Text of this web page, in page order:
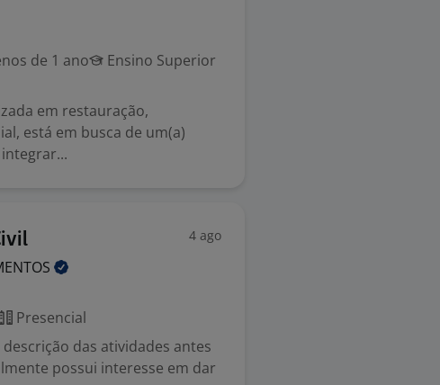
de 1 ano
Ensino Superior
em restauração,
está em busca de um(a)
4 ago
Presencial
das atividades antes
possui interesse em dar